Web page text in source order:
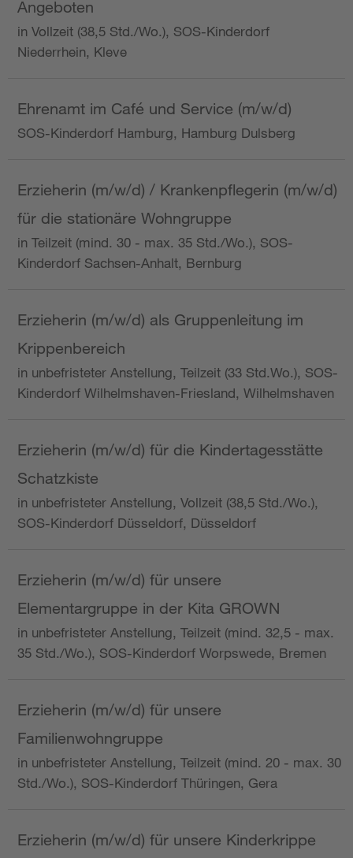
Angeboten
in Vollzeit (38,5 Std./Wo.), SOS-Kinderdorf
Niederrhein, Kleve
Ehrenamt im Café und Service (m/w/d)
SOS-Kinderdorf Hamburg, Hamburg Dulsberg
Erzieherin (m/w/d) / Krankenpflegerin (m/w/d)
für die stationäre Wohngruppe
in Teilzeit (mind. 30 - max. 35 Std./Wo.), SOS-
Kinderdorf Sachsen-Anhalt, Bernburg
Erzieherin (m/w/d) als Gruppenleitung im
Krippenbereich
in unbefristeter Anstellung, Teilzeit (33 Std.Wo.), SOS-
Kinderdorf Wilhelmshaven-Friesland, Wilhelmshaven
Erzieherin (m/w/d) für die Kindertagesstätte
Schatzkiste
in unbefristeter Anstellung, Vollzeit (38,5 Std./Wo.),
SOS-Kinderdorf Düsseldorf, Düsseldorf
Erzieherin (m/w/d) für unsere
Elementargruppe in der Kita GROWN
in unbefristeter Anstellung, Teilzeit (mind. 32,5 - max.
35 Std./Wo.), SOS-Kinderdorf Worpswede, Bremen
Erzieherin (m/w/d) für unsere
Familienwohngruppe
in unbefristeter Anstellung, Teilzeit (mind. 20 - max. 30
Std./Wo.), SOS-Kinderdorf Thüringen, Gera
Erzieherin (m/w/d) für unsere Kinderkrippe